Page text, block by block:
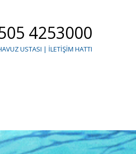
4253000
USTASI | İLETIŞIM HATTI